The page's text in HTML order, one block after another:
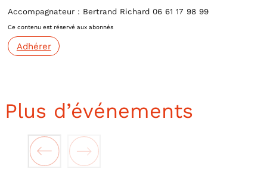
Accompagnateur : Bertrand Richard 06 61 17 98 99
Ce contenu est réservé aux abonnés
Adhérer
Plus d’événements